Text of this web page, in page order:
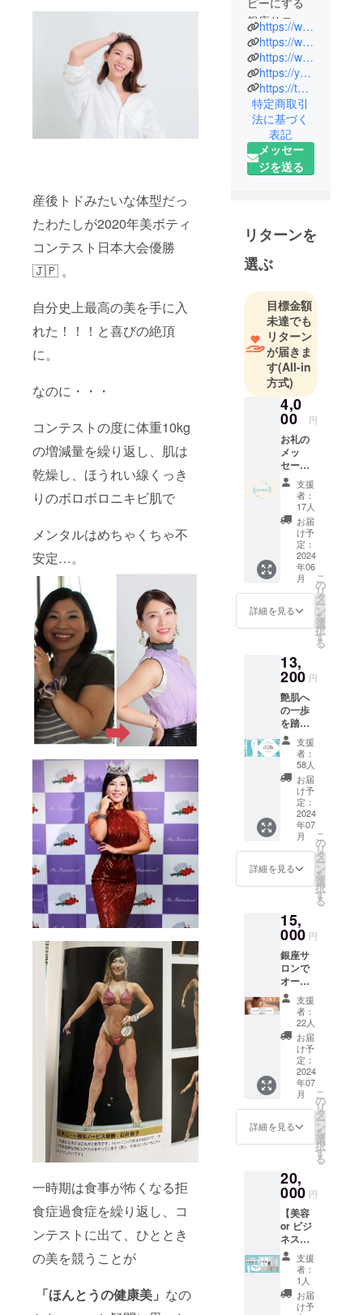
産後トドみたいな体型だっ
たわたしが2020年美ボティ
コンテスト日本大会優勝
🇯🇵 。
自分史上最高の美を手に入
れた！！！と喜びの絶頂
に。
なのに・・・
コンテストの度に体重10kg
の増減量を繰り返し、肌は
乾燥し、ほうれい線くっき
りのボロボロニキビ肌で
メンタルはめちゃくちゃ不
安定…。
一時期は食事が怖くなる拒
食症過食症を繰り返し、コ
ンテストに出て、ひととき
の美を競うことが
「ほんとうの健康美」 なの
銀座サロン
オーナー。
「美は自信
をくれる」
「世界に美
しい人を増
やしたい」
をコンセプ
トに、
銀座サロン
術やカウン
する傍ら、
インスタや
TikTokで正
しい美容健
康の情報発
信や幅広い
人脈を生か
して、
イベントや
セミナーを
男女ともに
リピーター
やファンが
多い。
現在は自身
が立ち上げ
たビュー
ティーオン
ラインサロ
「シェア
ビュー
ティー！」
を合言葉に
みんなが輝
けるプラッ
トフォーム
づくりを行
う。
https://www.instagram.com/hiroko_no1.beauty?igshid=OGQ5ZDc2ODk2ZA%3D%3D
https://www.tiktok.com/@hiroko_no1.beauty?_t=8kRgYiM8RIg&_r=1
https://www.facebook.com/hiroko.ishii.161
https://youtube.com/@PRISM_beauty?si=7f3C7IjYtZ9zOf4t
https://twitter.com/pero_Hippyness
特定商取引
法に基づく
表記
メッセー
ジを送る
リターンを
選ぶ
目標金額
未達でも
リターン
が届きま
す(All-in
方式)
4,0
00 円
お礼の
メッ
セージ
石井寛
子から
動画で
お礼の
メッ
セージ
をお届
けしま
す。 ・
収録時
間：1分
間前後
・提供
メール
にてお
送り致
します
支援
者：
17人
お届
け予
定：
2024
年06
月
詳細を見る
こ
の
リ
タ
ー
ン
を
選
択
す
る
13,
200 円
艶肌へ
の一歩
を踏み
出した
い方向
けのト
ライア
ルプラ
ンで
す。
【艶肌
女神】
1ヶ月分
1袋（90
粒／30
日分）
定価
格：
15,120
円
12%OF
F 1920
円お
得！ 原
材料及
び添加
物等の
食品表
示はお
届け商
品のラ
ベルに
表記さ
前には
必ずお
届けの
リター
ンに貼
付され
たラベ
ルや注
意書き
をご確
認くだ
支援
者：
58人
お届
け予
定：
2024
年07
月
詳細を見る
こ
の
リ
タ
ー
ン
を
選
択
す
る
15,
000 円
銀座サ
ロンで
オー
ダーメ
イドエ
ステ 60
分×1
15,000
円 【銀
座サロ
ンで
オー
ダーメ
イドエ
ステ60
分✕1】
子の銀
座サロ
ンにて
オー
ダーメ
イドエ
ステ1回
券＋艶
肌女神
1袋 プ
レゼン
支援
者：
22人
お届
け予
定：
2024
年07
月
詳細を見る
こ
の
リ
タ
ー
ン
を
選
択
す
る
20,
000 円
【美容
or ビジ
ネス
Instagr
amコン
サル 60
分！】
石井寛
支援
者：
1人
お届
け予